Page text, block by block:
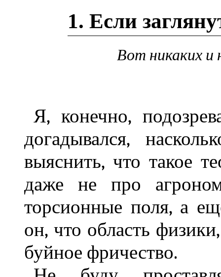
1. Если
Вот никаких и
Я, конечно,
догадывался,
выяснить, что такое
даже не про
торсионные поля, а
он, что область
буйное фричество.